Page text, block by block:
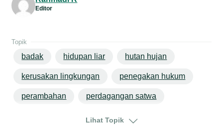
Editor
Topik
badak hidupan liar hutan hujan
kerusakan lingkungan penegakan hukum
perambahan perdagangan satwa
kalimantan
Lihat Topik